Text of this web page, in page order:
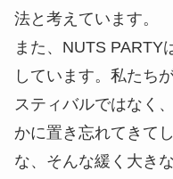
法と考えています。
また、NUTS PARTY
しています。私たち
スティバルではなく
かに置き忘れてきて
な、そんな緩く大き